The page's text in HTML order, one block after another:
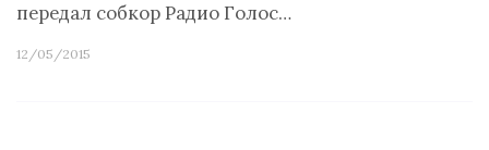
передал собкор Радио Голос…
12/05/2015